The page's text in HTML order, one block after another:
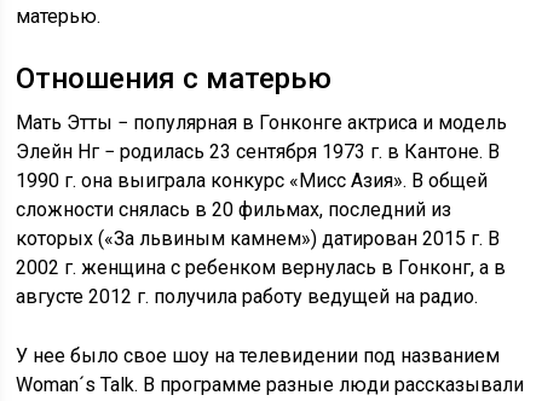
матерью.
Отношения с матерью
Мать Этты − популярная в Гонконге актриса и модель
Элейн Нг − родилась 23 сентября 1973 г. в Кантоне. В
1990 г. она выиграла конкурс «Мисс Азия». В общей
сложности снялась в 20 фильмах, последний из
которых («За львиным камнем») датирован 2015 г. В
2002 г. женщина с ребенком вернулась в Гонконг, а в
августе 2012 г. получила работу ведущей на радио.
У нее было свое шоу на телевидении под названием
Woman´s Talk. В программе разные люди рассказывали